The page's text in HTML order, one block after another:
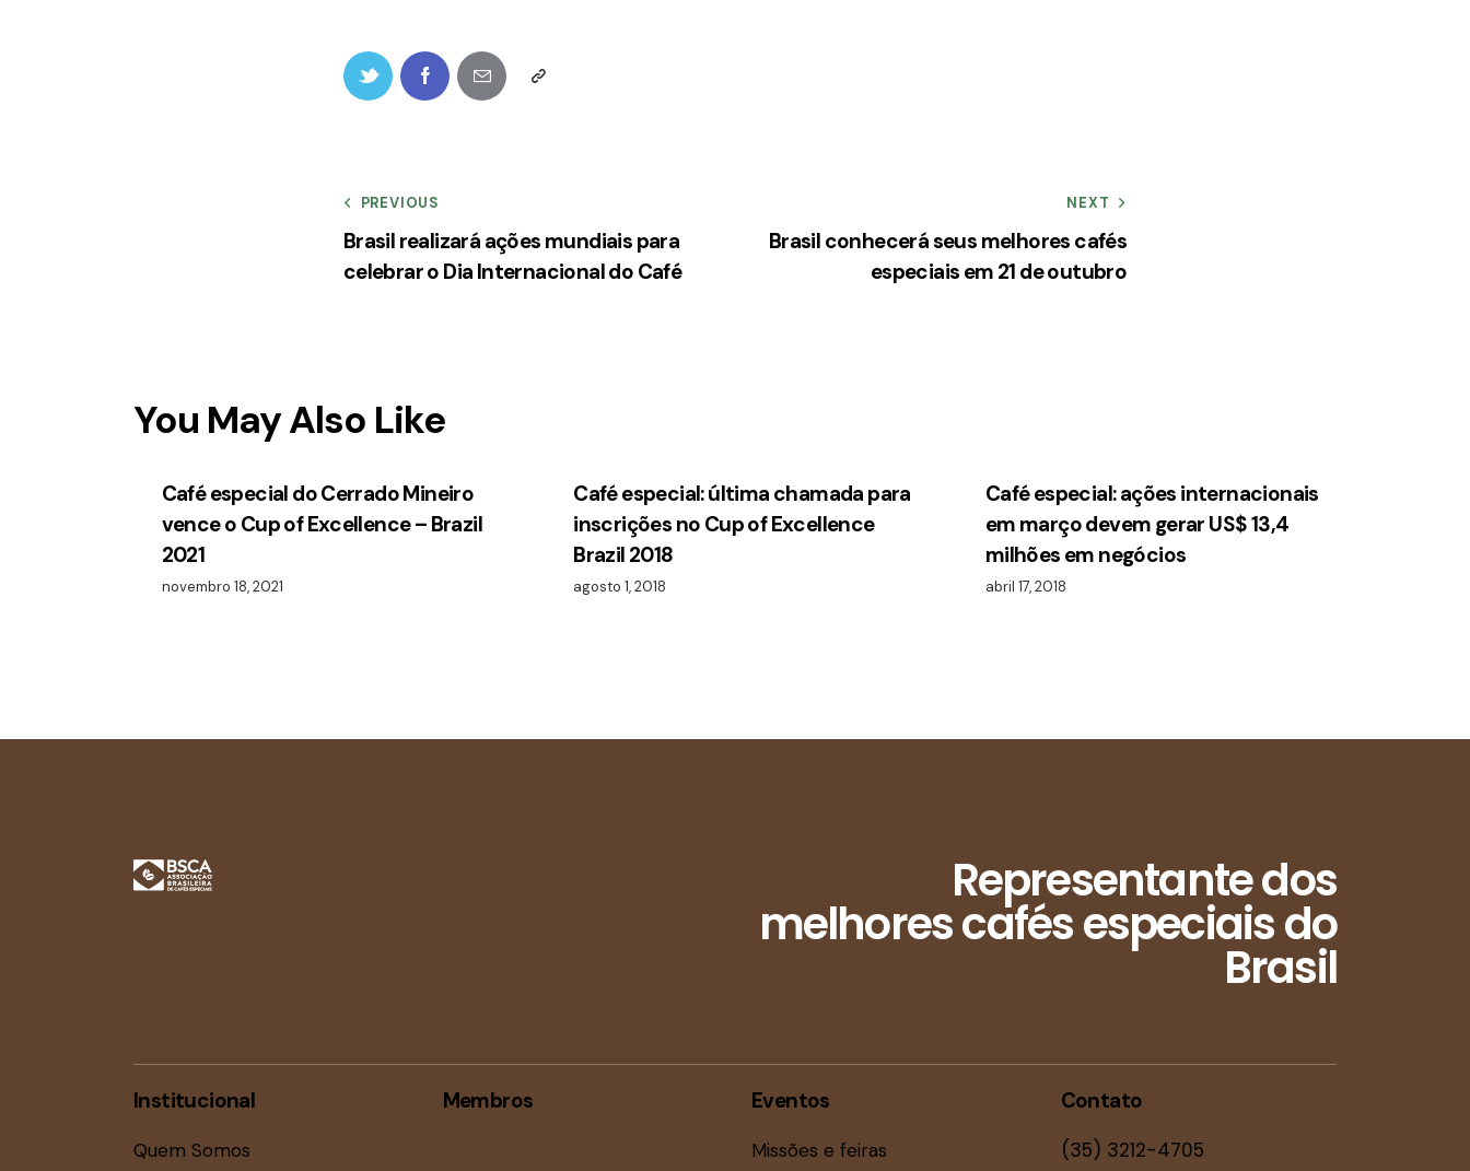
PREVIOUS
Brasil realizará ações mundiais para
celebrar o Dia Internacional do Café
NEXT
Brasil conhecerá seus melhores cafés
especiais em 21 de outubro
You May Also Like
Café especial do Cerrado Mineiro
vence o Cup of Excellence – Brazil
2021
novembro 18, 2021
Café especial: última chamada para
inscrições no Cup of Excellence
Brazil 2018
agosto 1, 2018
Café especial: ações internacionais
em março devem gerar US$ 13,4
milhões em negócios
abril 17, 2018
Representante dos
melhores cafés especiais do
Brasil
Institucional
Quem Somos
Membros Eventos
Missões e feiras
Contato
(35) 3212-4705